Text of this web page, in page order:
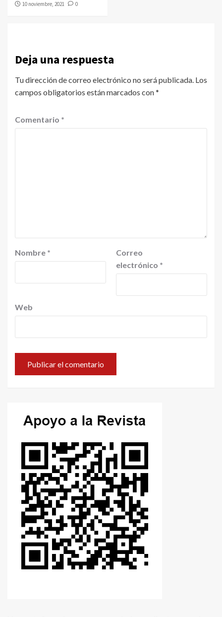
10 noviembre, 2021
0
Deja una respuesta
Tu dirección de correo electrónico no será publicada. Los
campos obligatorios están marcados con*
Comentario *
Nombre *
Correo
electrónico *
Web